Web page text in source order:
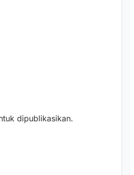
dipublikasikan.